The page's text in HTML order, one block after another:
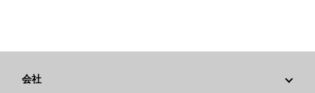
会社